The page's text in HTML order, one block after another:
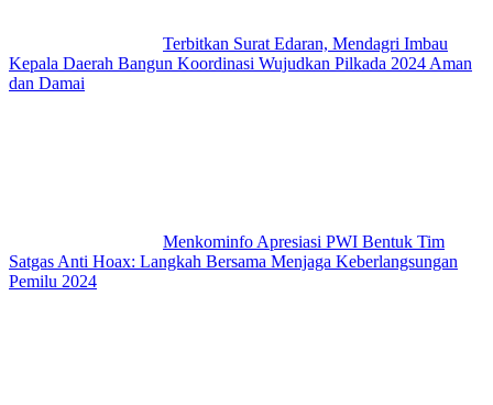
Terbitkan Surat Edaran, Mendagri Imbau
Kepala Daerah Bangun Koordinasi Wujudkan Pilkada 2024 Aman
dan Damai
Menkominfo Apresiasi PWI Bentuk Tim
Satgas Anti Hoax: Langkah Bersama Menjaga Keberlangsungan
Pemilu 2024